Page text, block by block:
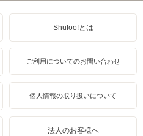
Shufoo!とは
ご利用についてのお問い合わせ
個人情報の取り扱いについて
法人のお客様へ